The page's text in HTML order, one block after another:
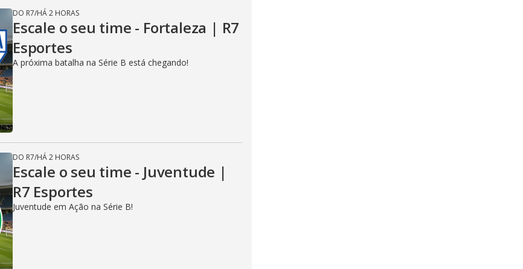
DO R7/HÁ 2 HORAS
Escale o seu time - Fortaleza | R7
Esportes
A próxima batalha na Série B está chegando!
DO R7/HÁ 2 HORAS
Escale o seu time - Juventude |
R7 Esportes
Juventude em Ação na Série B!